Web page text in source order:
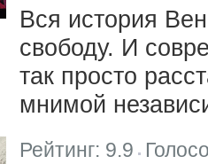
Вся история
свободу. И
так просто
мнимой
Рейтинг: 9.9